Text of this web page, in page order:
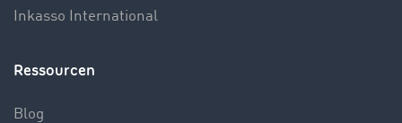
Inkasso International
Ressourcen
Blog